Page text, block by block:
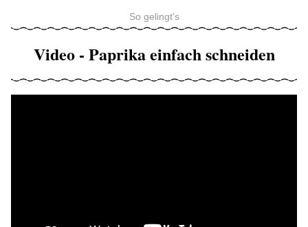
So gelingt's
Video - Paprika einfach schneiden